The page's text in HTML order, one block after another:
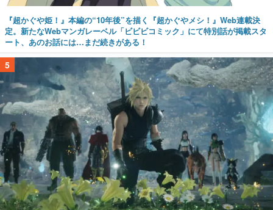
『超かぐや姫！』本編の“10年後”を描く『超かぐやメシ！』Web連載決
定。新たなWebマンガレーベル「ビビビコミック」にて特別話が掲載スタ
ート、あのお話には…まだ続きがある！
5